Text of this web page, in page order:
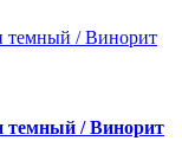
темный / Винорит